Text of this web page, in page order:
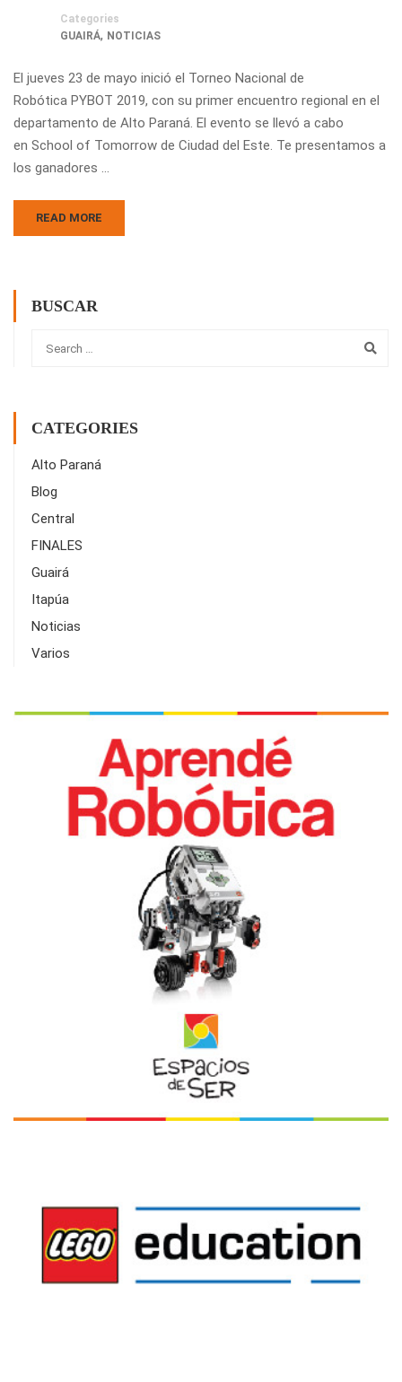
Categories
GUAIRÁ, NOTICIAS
El jueves 23 de mayo inició el Torneo Nacional de
Robótica PYBOT 2019, con su primer encuentro regional en el
departamento de Alto Paraná. El evento se llevó a cabo
en School of Tomorrow de Ciudad del Este. Te presentamos a
los ganadores …
READ MORE
BUSCAR
CATEGORIES
Alto Paraná
Blog
Central
FINALES
Guairá
Itapúa
Noticias
Varios